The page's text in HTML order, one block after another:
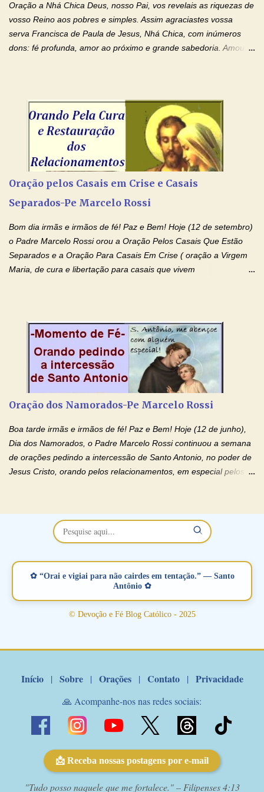
ensanguentadas e infinitamente poderosas. Eu reconheço,
apesar de toda a minha limitação e da infinidade dos meus ...
Oração a Nhá Chica Deus, nosso Pai, vos revelais as riquezas de
vosso Reino aos pobres e simples. Assim agraciastes vossa
serva Francisca de Paula de Jesus, Nhá Chica, com inúmeros
dons: fé profunda, amor ao próximo e grande sabedoria. Amou a
Senhor Jesus Cristo, vosso Filho, na unidade do Espírito Santo.
Amém. Novena a Nhá Chica (Oração para obter os favores
celestiais através da intercessão da Serva de Deus Nhá Chica)
(Rezar durante nove dias seguidos ou intercalados) Nhá Chica,
recorro a vós como intercessora entre a Bondade Divina e as
necessidades humanas. Peço-vos, como favor espiritual, que
entregueis nas mãos do Santíssimo o meu pedido urgente (Fazer
o pedido). Acolhei, Nhá Chica, no vosso coração bondoso as
Oração pelos Casais em Crise e Casais
Separados-Pe Marcelo Rossi
Bom dia irmãs e irmãos de fé! Paz e Bem! Hoje (12 de setembro)
o Padre Marcelo Rossi orou a Oração Pelos Casais Que Estão
Separados e a Oração Para Casais Em Crise ( oração a Virgem
Maria, de cura e libertação para casais que vivem
no programa de rádio Momento de Fé, pela cura dos
relacionamentos. Seu relacionamento está doente? Você está
sofrendo? Então ouça o Momento de Fé e entre nesta corrente
de orações abençoadas, d eixe o Amor Ágape de Jesus curar e
restaurar você e seu relacionamento. Adriana-Devoção e Fé
Oração Pelos Casais Que Estão Separados Casais que estão
separados, devido ao envolvimento de outras pessoas no
relacionamento e que minaram, espiritualmente, a relação do
casal. Vamos orar (coloque o seu esposo ou esposa diante de
Deus). "Senhor Jesus, restaura os laços ...
Oração dos Namorados-Pe Marcelo Rossi
Boa tarde irmãs e irmãos de fé! Paz e Bem! Hoje (12 de junho),
Dia dos Namorados, o Padre Marcelo Rossi continuou a semana
de orações pedindo a intercessão de Santo Antonio, no poder de
Jesus Cristo, orando pelos relacionamentos, em especial pelos
maravilhosos cartões que coloquei aqui para vocês. Não perca
esta abençoada semana no Momento de Fé do Padre Marcelo,
vamos juntos formar esta forte corrente de orações. Você que
verdadeiro, ou que está com problemas no relacionamento
amoroso, creia na poderosa intercessão deste santo amigo:
Santo Antonio! Tenha fé, não desista, pois ele intercede por nós
junto a Jesus! Fique no Amor Ágape de Jesus e no Amor Materno
✿ “Orai e vigiai para não cairdes em tentação.” — Santo
Antônio ✿
© Devoção e Fé Blog Católico - 2025
Início | Sobre | Orações | Contato | Privacidade
🙏 Acompanhe-nos nas redes sociais:
📩 Receba nossas postagens por e-mail
"Tudo posso naquele que me fortalece." – Filipenses 4:13